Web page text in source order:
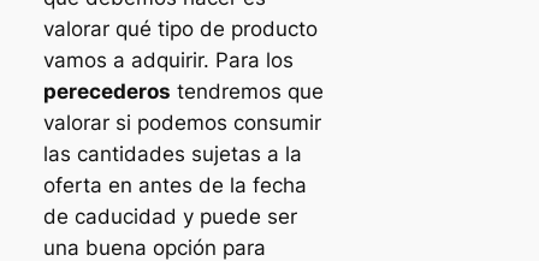
valorar qué tipo de producto
vamos a adquirir. Para los
perecederos tendremos que
valorar si podemos consumir
las cantidades sujetas a la
oferta en antes de la fecha
de caducidad y puede ser
una buena opción para